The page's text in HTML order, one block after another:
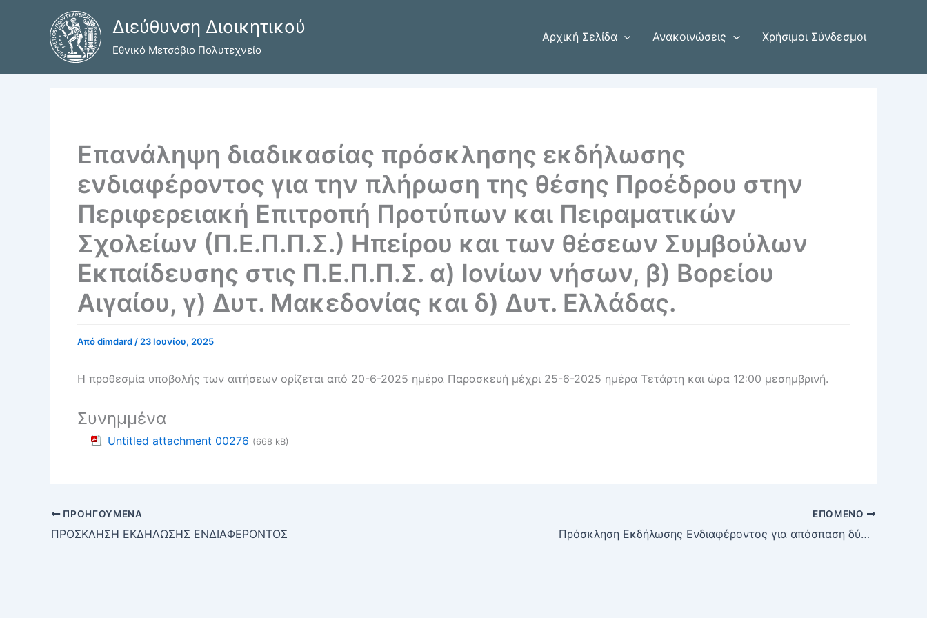
περιεχόμενο
Διεύθυνση Διοικητικού
Εθνικό Μετσόβιο Πολυτεχνείο
Αρχική Σελίδα Ανακοινώσεις Χρήσιμοι Σύνδεσμοι
Επανάληψη διαδικασίας πρόσκλησης εκδήλωσης
ενδιαφέροντος για την πλήρωση της θέσης Προέδρου στην
Περιφερειακή Επιτροπή Προτύπων και Πειραματικών
Σχολείων (Π.Ε.Π.Π.Σ.) Ηπείρου και των θέσεων Συμβούλων
Εκπαίδευσης στις Π.Ε.Π.Π.Σ. α) Ιονίων νήσων, β) Βορείου
Αιγαίου, γ) Δυτ. Μακεδονίας και δ) Δυτ. Ελλάδας.
Απόdimdard / 23 Ιουνίου, 2025
Η προθεσμία υποβολής των αιτήσεων ορίζεται από 20-6-2025 ημέρα Παρασκευή μέχρι 25-6-2025 ημέρα Τετάρτη και ώρα 12:00 μεσημβρινή.
Συνημμένα
Untitled attachment 00276 (668 kB)
ΠΡΟΗΓΟΎΜΕΝΑ
ΠΡΟΣΚΛΗΣΗ ΕΚΔΗΛΩΣΗΣ ΕΝΔΙΑΦΕΡΟΝΤΟΣ
ΕΠΌΜΕΝΟ
Πρόσκληση Εκδήλωσης Ενδιαφέροντος για απόσπαση δύο(2) υπαλλήλων στη Μονάδα Διοικητικής και Οικονομικής Οργάνωσης της Εθνικής Επιτροπής για τα Δικαιώματα του Ανθρώπου-ΕΕΔΑ.